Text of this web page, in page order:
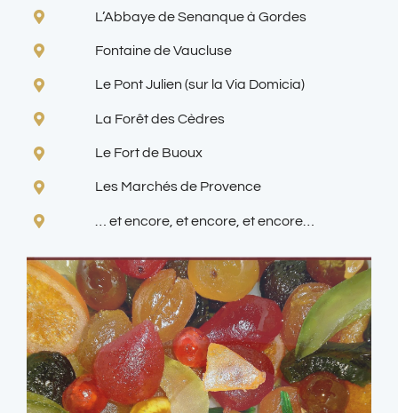
L’Abbaye de Senanque à Gordes
Fontaine de Vaucluse
Le Pont Julien (sur la Via Domicia)
La Forêt des Cèdres
Le Fort de Buoux
Les Marchés de Provence
… et encore, et encore, et encore…